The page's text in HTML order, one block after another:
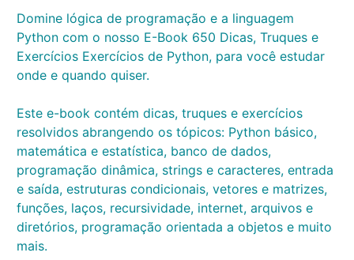
Domine lógica de programação e a linguagem
Python com o nosso E-Book 650 Dicas, Truques e
Exercícios Exercícios de Python, para você estudar
onde e quando quiser.
Este e-book contém dicas, truques e exercícios
resolvidos abrangendo os tópicos: Python básico,
matemática e estatística, banco de dados,
programação dinâmica, strings e caracteres, entrada
e saída, estruturas condicionais, vetores e matrizes,
funções, laços, recursividade, internet, arquivos e
diretórios, programação orientada a objetos e muito
mais.